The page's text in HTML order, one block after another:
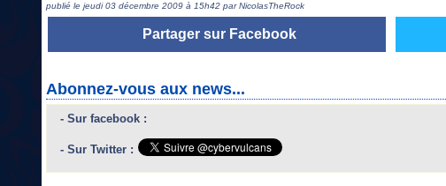
publié le jeudi 03 décembre 2009 à 15h42 par NicolasTheRock
Partager sur Facebook
Abonnez-vous aux news...
- Sur facebook :
- Sur Twitter :